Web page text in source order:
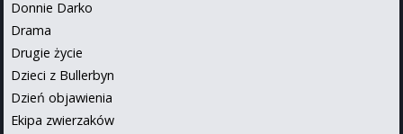
Donnie Darko
Drama
Drugie życie
Dzieci z Bullerbyn
Dzień objawienia
Ekipa zwierzaków